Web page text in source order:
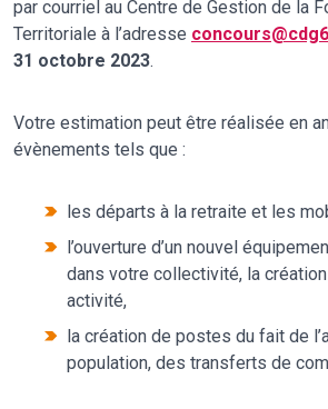
par courriel au Centre de Gestion de la
Territoriale à l’adresse
31 octobre 2023.
Votre estimation peut être réalisée en
évènements tels que :
les départs à la retraite et les
l’ouverture d’un nouvel
dans votre collectivité, la création
activité,
la création de postes du fait de
population, des transferts de